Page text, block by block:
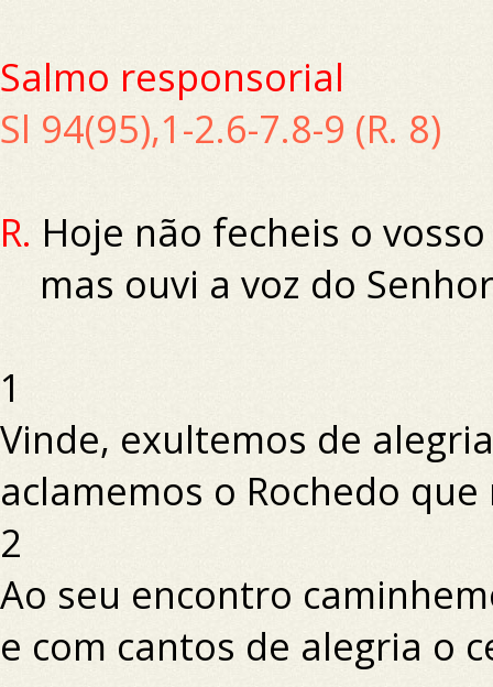
Salmo responsorial
Sl 94(95),1-2.6-7.8-9 (R. 8)
R. Hoje não fecheis o
mas ouvi a voz do
1
Vinde, exultemos de
aclamemos o Rochedo que
2
Ao seu encontro
e com cantos de alegria o